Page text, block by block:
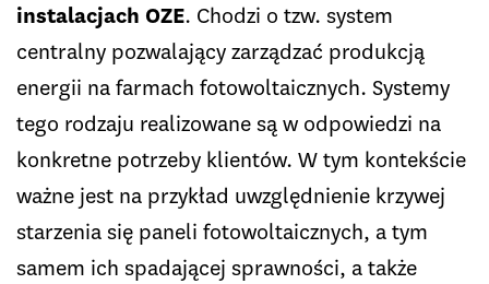
instalacjach OZE. Chodzi o tzw. system
centralny pozwalający zarządzać produkcją
energii na farmach fotowoltaicznych. Systemy
tego rodzaju realizowane są w odpowiedzi na
konkretne potrzeby klientów. W tym kontekście
ważne jest na przykład uwzględnienie krzywej
starzenia się paneli fotowoltaicznych, a tym
samem ich spadającej sprawności, a także